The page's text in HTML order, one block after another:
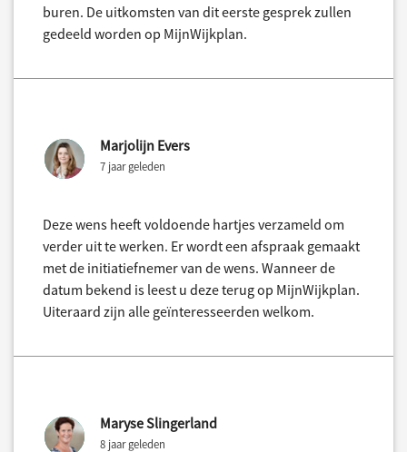
buren. De uitkomsten van dit eerste gesprek zullen
gedeeld worden op MijnWijkplan.
Marjolijn Evers
7 jaar geleden
Deze wens heeft voldoende hartjes verzameld om
verder uit te werken. Er wordt een afspraak gemaakt
met de initiatiefnemer van de wens. Wanneer de
datum bekend is leest u deze terug op MijnWijkplan.
Uiteraard zijn alle geïnteresseerden welkom.
Maryse Slingerland
8 jaar geleden